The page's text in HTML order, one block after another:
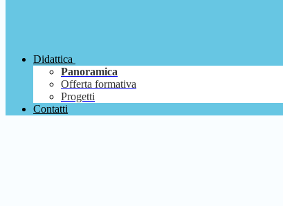
Didattica
Panoramica
Offerta formativa
Progetti
Contatti